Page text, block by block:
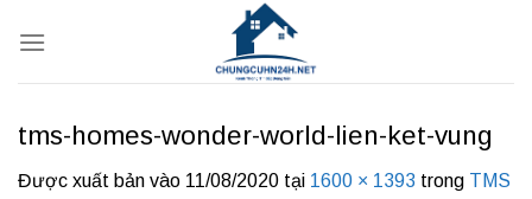
qua
tms-homes-wonder-world-lien-ket-vung
Được xuất bản vào 11/08/2020 tại 1600 × 1393 trong TMS